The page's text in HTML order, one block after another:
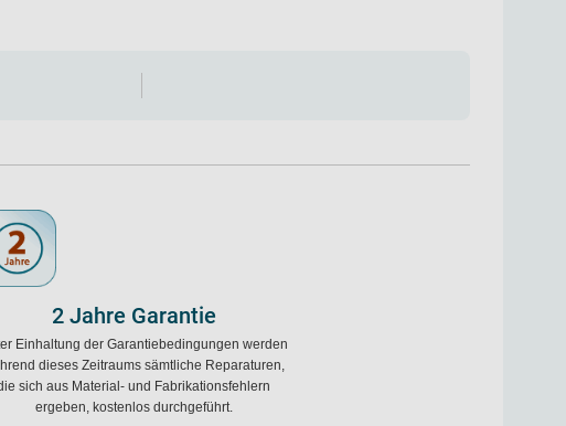
2 Jahre Garantie
Einhaltung der Garantiebedingungen werden
dieses Zeitraums sämtliche Reparaturen,
sich aus Material- und Fabrikationsfehlern
ergeben, kostenlos durchgeführt.